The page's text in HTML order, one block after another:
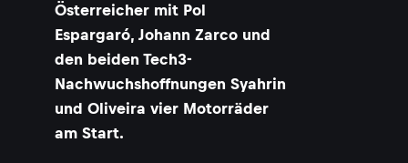
Österreicher mit Pol
Espargaró, Johann Zarco und
den beiden Tech3-
Nachwuchshoffnungen Syahrin
und Oliveira vier Motorräder
am Start.